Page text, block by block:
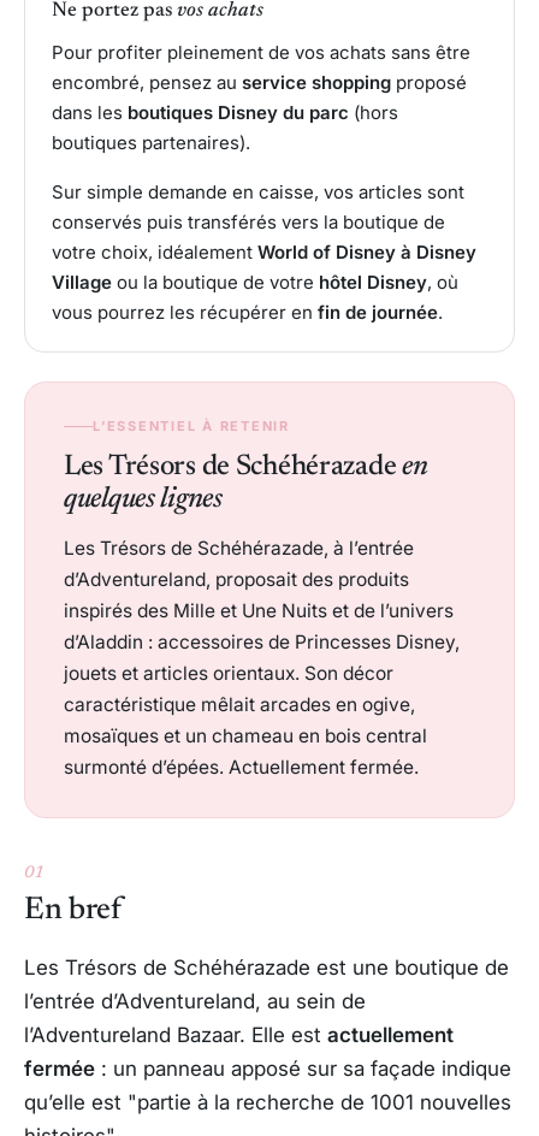
L’ESSENTIEL À RETENIR
Les Trésors de Schéhérazade en
quelques lignes
Les Trésors de Schéhérazade, à l’entrée
d’Adventureland, proposait des produits
inspirés des Mille et Une Nuits et de l’univers
d’Aladdin : accessoires de Princesses Disney,
jouets et articles orientaux. Son décor
caractéristique mêlait arcades en ogive,
mosaïques et un chameau en bois central
surmonté d’épées. Actuellement fermée.
01
En bref
Les Trésors de Schéhérazade est une boutique de
l’entrée d’Adventureland, au sein de
l’Adventureland Bazaar. Elle est actuellement
fermée : un panneau apposé sur sa façade indique
qu’elle est "partie à la recherche de 1001 nouvelles
Ne portez pas vos achats
Pour profiter pleinement de vos achats sans être
encombré, pensez au service shopping proposé
dans les boutiques Disney du parc (hors
boutiques partenaires).
Sur simple demande en caisse, vos articles sont
conservés puis transférés vers la boutique de
votre choix, idéalement World of Disney à Disney
Village ou la boutique de votre hôtel Disney, où
vous pourrez les récupérer en fin de journée.